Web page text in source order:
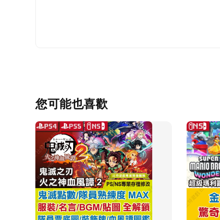
您可能也喜歡